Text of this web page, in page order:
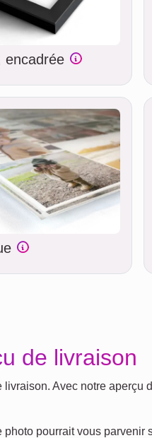
encadrée
de livraison
Avec notre
pourrait vous